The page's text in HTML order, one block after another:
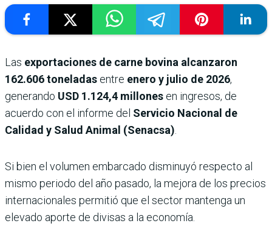
Las exportaciones de carne bovina alcanzaron
162.606 toneladas entre enero y julio de 2026,
generando USD 1.124,4 millones en ingresos, de
acuerdo con el informe del Servicio Nacional de
Calidad y Salud Animal (Senacsa).
Si bien el volumen embarcado disminuyó respecto al
mismo periodo del año pasado, la mejora de los precios
internacionales permitió que el sector mantenga un
elevado aporte de divisas a la economía.